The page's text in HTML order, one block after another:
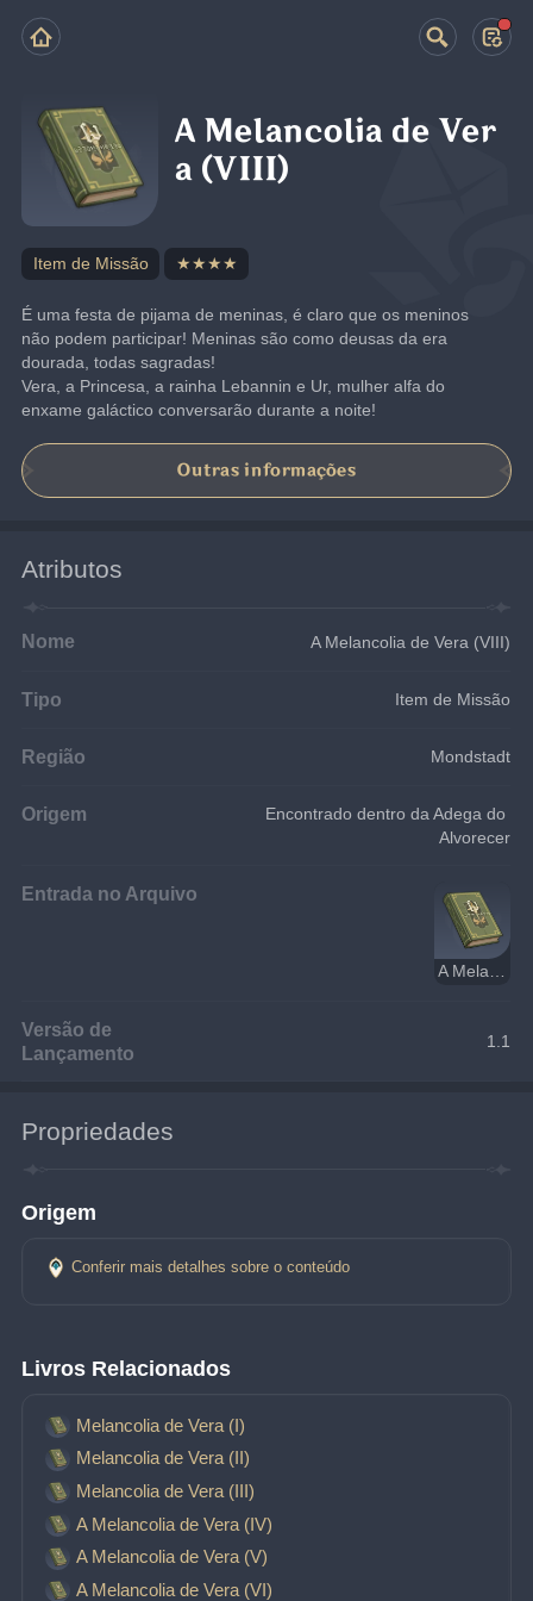
A Melancolia de Ver
a (VIII)
Item de Missão ★★★★
É uma festa de pijama de meninas, é claro que os meninos
não podem participar! Meninas são como deusas da era
dourada, todas sagradas!
Vera, a Princesa, a rainha Lebannin e Ur, mulher alfa do
enxame galáctico conversarão durante a noite!
Outras informações
Atributos
Nome A Melancolia de Vera (VIII)
Tipo Item de Missão
Região Mondstadt
Origem
Encontrado dentro da Adega do
Alvorecer
Entrada no Arquivo
A Melancolia de Vera
Versão de
Lançamento
1.1
Propriedades
Origem
Conferir mais detalhes sobre o conteúdo
Livros Relacionados
Melancolia de Vera (I)
Melancolia de Vera (II)
Melancolia de Vera (III)
A Melancolia de Vera (IV)
A Melancolia de Vera (V)
A Melancolia de Vera (VI)